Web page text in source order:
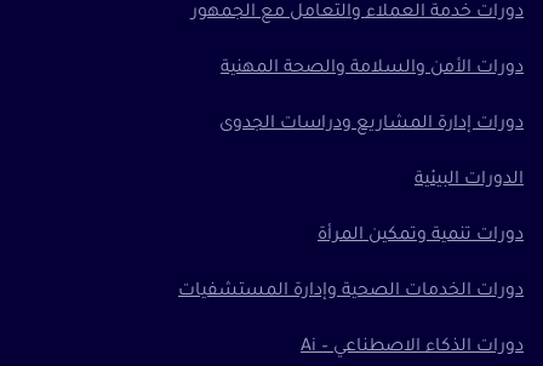
دورات خدمة العملاء والتعامل مع الجمهور
دورات الأمن والسلامة والصحة المهنية
دورات إدارة المشاريع ودراسات الجدوى
الدورات البيئية
دورات تنمية وتمكين المرأة
دورات الخدمات الصحية وإدارة المستشفيات
دورات الذكاء الاصطناعي – Ai